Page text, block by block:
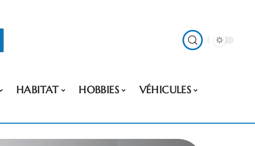
HABITAT HOBBIES
VÉHICULES